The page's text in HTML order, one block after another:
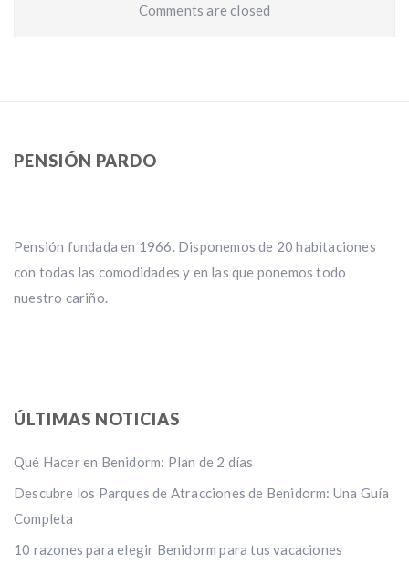
Comments are closed
PENSIÓN PARDO
Pensión fundada en 1966. Disponemos de 20 habitaciones
con todas las comodidades y en las que ponemos todo
nuestro cariño.
ÚLTIMAS NOTICIAS
Qué Hacer en Benidorm: Plan de 2 días
Descubre los Parques de Atracciones de Benidorm: Una Guía
Completa
10 razones para elegir Benidorm para tus vacaciones